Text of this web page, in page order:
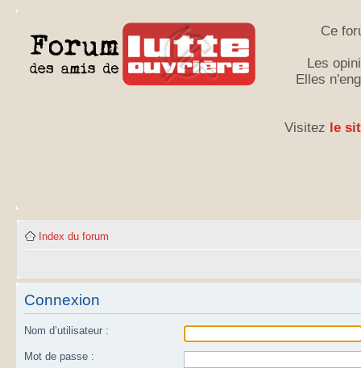
Ce
Les
Elles
Visitez le
Index du forum
Connexion
Nom d’utilisateur :
Mot de passe :